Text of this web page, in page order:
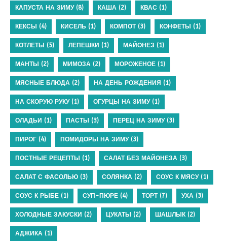
КАПУСТА НА ЗИМУ(8) КАША (2) КВАС (1)
КЕКСЫ (4) КИСЕЛЬ (1) КОМПОТ(3) КОНФЕТЫ (1)
КОТЛЕТЫ (5) ЛЕПЕШКИ (1) МАЙОНЕЗ (1)
МАНТЫ (2) МИМОЗА (2) МОРОЖЕНОЕ (1)
МЯСНЫЕ БЛЮДА (2) НА ДЕНЬ РОЖДЕНИЯ (1)
НА СКОРУЮ РУКУ(1) ОГУРЦЫ НА ЗИМУ(1)
ОЛАДЬИ (1) ПАСТЫ (3) ПЕРЕЦ НА ЗИМУ(3)
ПИРОГ (4) ПОМИДОРЫ НА ЗИМУ(3)
ПОСТНЫЕ РЕЦЕПТЫ (1) САЛАТ БЕЗ МАЙОНЕЗА (3)
САЛАТ С ФАСОЛЬЮ (3) СОЛЯНКА (2) СОУС К МЯСУ(1)
СОУС К РЫБЕ (1) СУП-ПЮРЕ (4) ТОРТ(7) УХА (3)
ХОЛОДНЫЕ ЗАКУСКИ (2) ЦУКАТЫ (2) ШАШЛЫК (2)
АДЖИКА (1)